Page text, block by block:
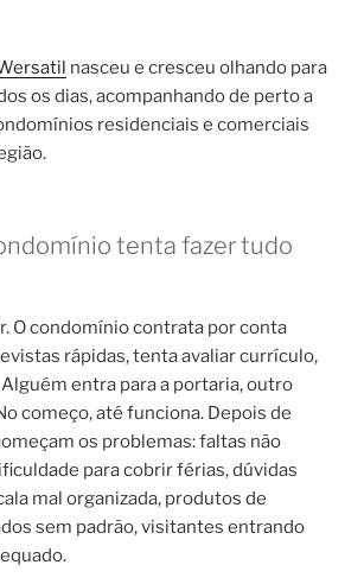
nasceu e cresceu olhando para
os dias, acompanhando de perto a
residenciais e comerciais
tenta fazer tudo
O condomínio contrata por conta
rápidas, tenta avaliar currículo,
entra para a portaria, outro
começo, até funciona. Depois de
os problemas: faltas não
para cobrir férias, dúvidas
mal organizada, produtos de
sem padrão, visitantes entrando